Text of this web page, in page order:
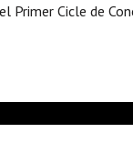
Primer Cicle de